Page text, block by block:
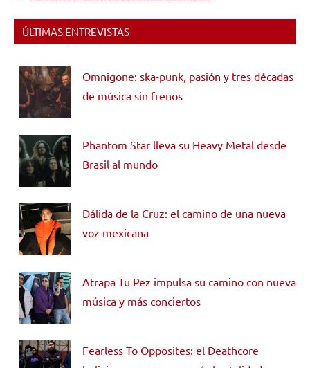
ÚLTIMAS ENTREVISTAS
Omnigone: ska-punk, pasión y tres décadas
de música sin frenos
Phantom Star lleva su Heavy Metal desde
Brasil al mundo
Dálida de la Cruz: el camino de una nueva
voz mexicana
Atrapa Tu Pez impulsa su camino con nueva
música y más conciertos
Fearless To Opposites: el Deathcore